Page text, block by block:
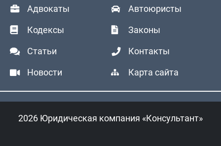
Адвокаты Автоюристы
Кодексы Законы
Статьи Контакты
Новости Карта сайта
2026 Юридическая компания «Консультант»